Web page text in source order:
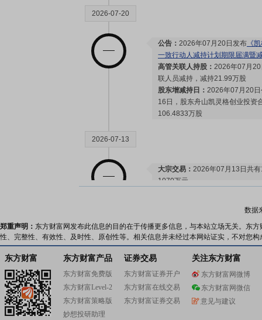
2026-07-20
公告： 2026年07月20日发布 《
一致行动人减持计划期限届满暨
高管关联人持股： 2026年07月
联人员减持，减持21.99万股
股东增减持日： 2026年07月20
16日，股东舟山凯灵格创业投资
106.4833万股
2026-07-13
大宗交易： 2026年07月13日共
1070万元
大宗交易：2026年06月25日共
股，总成交额1128.89万元
2026-06-24
数据
郑重声明： 东方财富网发布此信息的目的在于传播更多信息，与本站立场无关。东
性、完整性、有效性、及时性、原创性等。相关信息并未经过本网站证实，不对您
东方财富 东方财富产品
东方财富免费版
东方财富Level-2
东方财富策略版
妙想投研助理
证券交易
东方财富证券开户
东方财富在线交易
东方财富证券交易
关注东方财富
东方财富网微博
东方财富网微信
意见与建议